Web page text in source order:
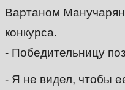
Вартаном
конкурса.
- Победительницу
- Я не видел, чтобы